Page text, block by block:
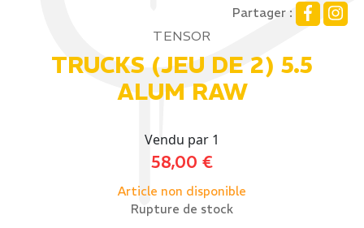
Partager :
TENSOR
TRUCKS (JEU DE 2) 5.5
ALUM RAW
Vendu par 1
58,00 €
Article non disponible
Rupture de stock